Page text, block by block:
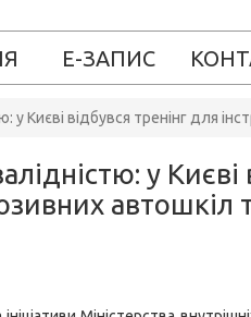
Е-ЗАПИС
у Києві відбувся тренінг для
у Києві
автошкіл